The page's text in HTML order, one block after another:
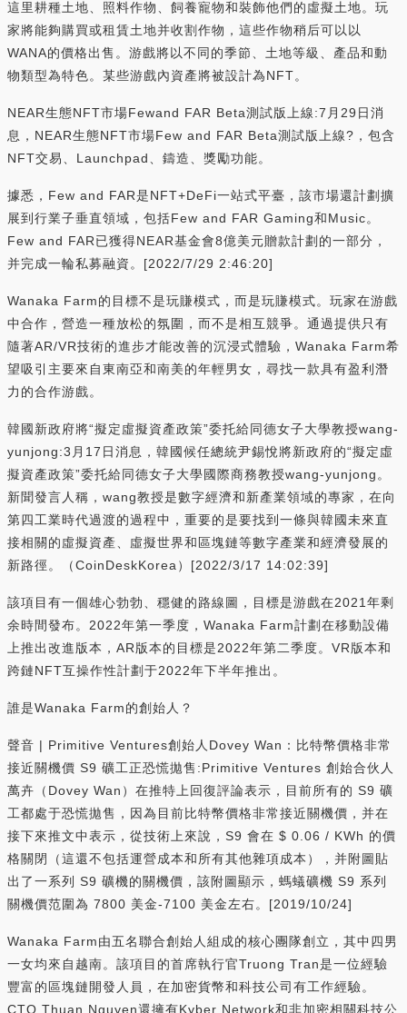
這里耕種土地、照料作物、飼養寵物和裝飾他們的虛擬土地。玩
家將能夠購買或租賃土地并收割作物，這些作物稍后可以以
WANA的價格出售。游戲將以不同的季節、土地等級、產品和動
物類型為特色。某些游戲內資產將被設計為NFT。
NEAR生態NFT市場Fewand FAR Beta測試版上線:7月29日消
息，NEAR生態NFT市場Few and FAR Beta測試版上線?，包含
NFT交易、Launchpad、鑄造、獎勵功能。
據悉，Few and FAR是NFT+DeFi一站式平臺，該市場還計劃擴
展到行業子垂直領域，包括Few and FAR Gaming和Music。
Few and FAR已獲得NEAR基金會8億美元贈款計劃的一部分，
并完成一輪私募融資。[2022/7/29 2:46:20]
Wanaka Farm的目標不是玩賺模式，而是玩賺模式。玩家在游戲
中合作，營造一種放松的氛圍，而不是相互競爭。通過提供只有
隨著AR/VR技術的進步才能改善的沉浸式體驗，Wanaka Farm希
望吸引主要來自東南亞和南美的年輕男女，尋找一款具有盈利潛
力的合作游戲。
韓國新政府將“擬定虛擬資產政策”委托給同德女子大學教授wang-
yunjong:3月17日消息，韓國候任總統尹錫悅將新政府的“擬定虛
擬資產政策”委托給同德女子大學國際商務教授wang-yunjong。
新聞發言人稱，wang教授是數字經濟和新產業領域的專家，在向
第四工業時代過渡的過程中，重要的是要找到一條與韓國未來直
接相關的虛擬資產、虛擬世界和區塊鏈等數字產業和經濟發展的
新路徑。（CoinDeskKorea）[2022/3/17 14:02:39]
該項目有一個雄心勃勃、穩健的路線圖，目標是游戲在2021年剩
余時間發布。2022年第一季度，Wanaka Farm計劃在移動設備
上推出改進版本，AR版本的目標是2022年第二季度。VR版本和
跨鏈NFT互操作性計劃于2022年下半年推出。
誰是Wanaka Farm的創始人？
聲音 | Primitive Ventures創始人Dovey Wan：比特幣價格非常
接近關機價 S9 礦工正恐慌拋售:Primitive Ventures 創始合伙人
萬卉（Dovey Wan）在推特上回復評論表示，目前所有的 S9 礦
工都處于恐慌拋售，因為目前比特幣價格非常接近關機價，并在
接下來推文中表示，從技術上來說，S9 會在 $ 0.06 / KWh 的價
格關閉（這還不包括運營成本和所有其他雜項成本），并附圖貼
出了一系列 S9 礦機的關機價，該附圖顯示，螞蟻礦機 S9 系列
關機價范圍為 7800 美金-7100 美金左右。[2019/10/24]
Wanaka Farm由五名聯合創始人組成的核心團隊創立，其中四男
一女均來自越南。該項目的首席執行官Truong Tran是一位經驗
豐富的區塊鏈開發人員，在加密貨幣和科技公司有工作經驗。
CTO Thuan Nguyen還擁有Kyber Network和非加密相關科技公